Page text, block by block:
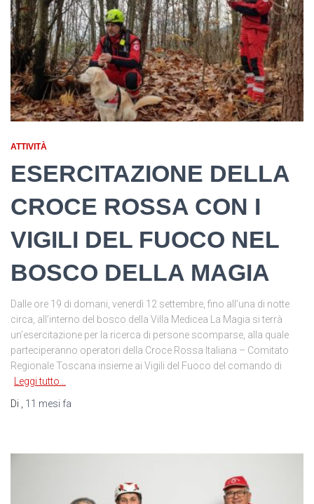
ATTIVITÀ
ESERCITAZIONE DELLA
CROCE ROSSA CON I
VIGILI DEL FUOCO NEL
BOSCO DELLA MAGIA
Dalle ore 19 di domani, venerdì 12 settembre, fino all’una di notte
circa, all’interno del bosco della Villa Medicea La Magia si terrà
un’esercitazione per la ricerca di persone scomparse, alla quale
parteciperanno operatori della Croce Rossa Italiana – Comitato
Regionale Toscana insieme ai Vigili del Fuoco del comando di
Leggi tutto…
Di , 11 mesi fa